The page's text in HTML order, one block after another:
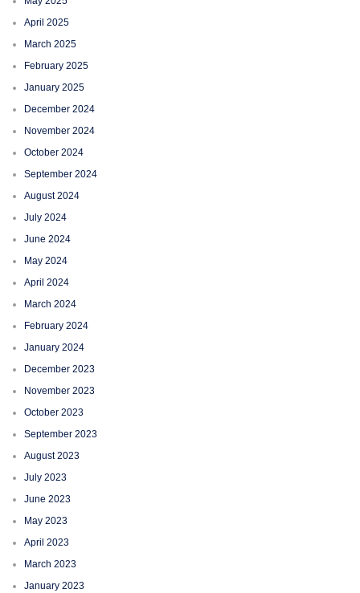
April 2025
March 2025
February 2025
January 2025
December 2024
November 2024
October 2024
September 2024
August 2024
July 2024
June 2024
May 2024
April 2024
March 2024
February 2024
January 2024
December 2023
November 2023
October 2023
September 2023
August 2023
July 2023
June 2023
May 2023
April 2023
March 2023
January 2023